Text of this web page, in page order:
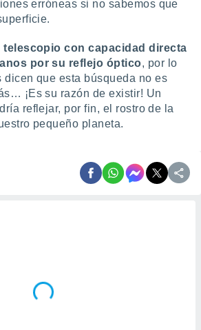
erróneas si no sabemos que
telescopio con capacidad directa
por su reflejo óptico, por lo
dicen que esta búsqueda no es
¡Es su razón de existir! Un
reflejar, por fin, el rostro de la
pequeño planeta.